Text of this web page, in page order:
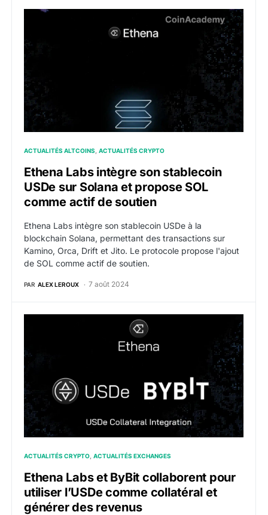
Ethena Labs intègre son stablecoin USDe sur
ACTUALITÉS ALTCOINS ACTUALITÉS CRYPTO
Ethena Labs intègre son stablecoin
USDe sur Solana et propose SOL
comme actif de soutien
Ethena Labs intègre son stablecoin USDe à la
blockchain Solana, permettant des transactions sur
Kamino, Orca, Drift et Jito. Le protocole propose l'ajout
de SOL comme actif de soutien.
PAR ALEX LEROUX 7 août 2024
Ethena Labs et ByBit collaborent pour utiliser
ACTUALITÉS CRYPTO ACTUALITÉS EXCHANGES
Ethena Labs et ByBit collaborent pour
utiliser l’USDe comme collatéral et
générer des revenus